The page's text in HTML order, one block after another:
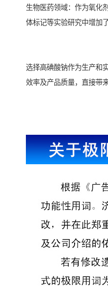
生物医药领域：作为氧化
体标记等实验研究中增加
选择高碘酸钠作为生产和
效率及产品质量，直接带